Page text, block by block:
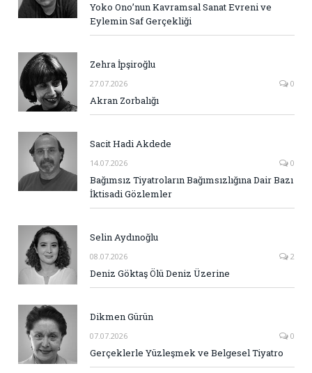
Yoko Ono’nun Kavramsal Sanat Evreni ve
Eylemin Saf Gerçekliği
Zehra İpşiroğlu
27.07.2026 0
Akran Zorbalığı
Sacit Hadi Akdede
14.07.2026 0
Bağımsız Tiyatroların Bağımsızlığına Dair Bazı
İktisadi Gözlemler
Selin Aydınoğlu
08.07.2026 2
Deniz Göktaş Ölü Deniz Üzerine
Dikmen Gürün
07.07.2026 0
Gerçeklerle Yüzleşmek ve Belgesel Tiyatro